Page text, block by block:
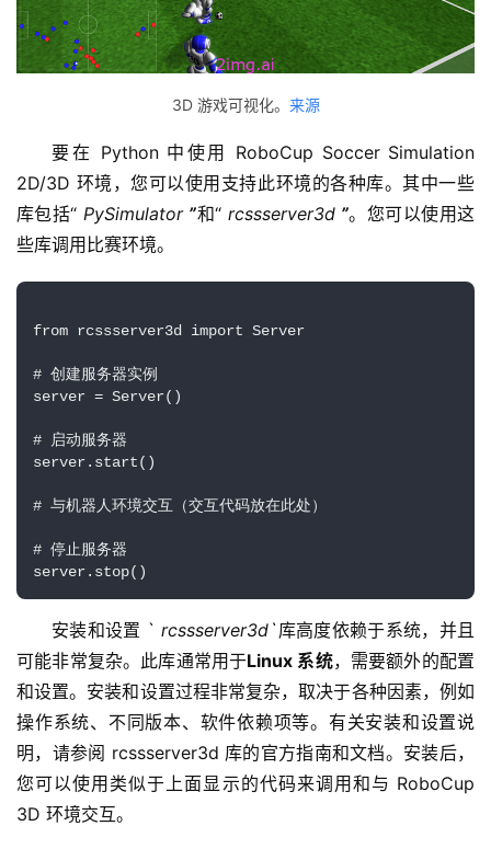
3D 游戏可视化。 来源
要在 Python 中使用 RoboCup Soccer Simulation
2D/3D 环境，您可以使用支持此环境的各种库。其中一些
库包括“ PySimulator ”和“ rcssserver3d ”。您可以使用这
些库调用比赛环境。
from rcssserver3d import Server
# 创建服务器实例
server = Server()
# 启动服务器
server.start()
# 与机器人环境交互（交互代码放在此处）
# 停止服务器
server.stop()
安装和设置 ` rcssserver3d`库高度依赖于系统，并且
可能非常复杂。此库通常用于Linux 系统，需要额外的配置
和设置。安装和设置过程非常复杂，取决于各种因素，例如
操作系统、不同版本、软件依赖项等。有关安装和设置说
明，请参阅 rcssserver3d 库的官方指南和文档。安装后，
您可以使用类似于上面显示的代码来调用和与 RoboCup
3D 环境交互。